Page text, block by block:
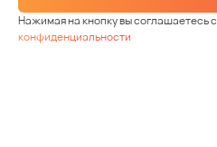
Нажимая на кнопку вы соглашаетесь с
конфиденциальности